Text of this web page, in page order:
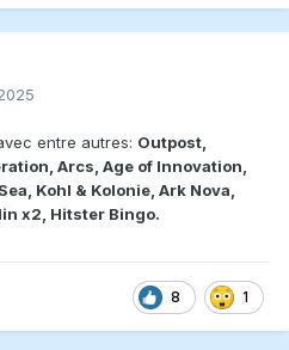
entre autres: Outpost,
Arcs, Age of Innovation,
Kohl & Kolonie, Ark Nova,
x2, Hitster Bingo.
8 1